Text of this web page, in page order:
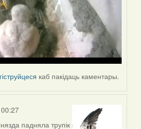
каб пакідаць каментары.
падняла трупік